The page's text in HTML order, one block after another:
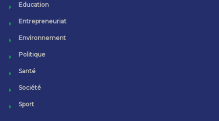
Education
Entrepreneuriat
Environnement
Politique
Santé
Société
Sport